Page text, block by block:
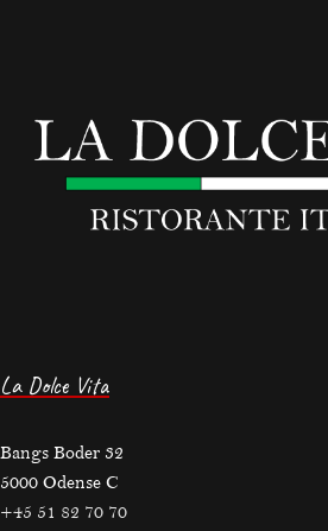
La Dolce Vita
Bangs Boder 32
5000 Odense C
+45 51 82 70 70